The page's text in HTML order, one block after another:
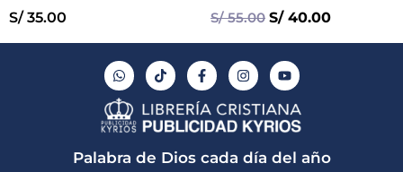
S/ 35.00 S/55.00 S/40.00
W
h
a
t
s
a
p
T
i
k
t
o
k
F
a
c
e
b
o
k
I
n
s
t
a
g
a
Y
o
u
t
u
b
Palabra de Dios cada día del año